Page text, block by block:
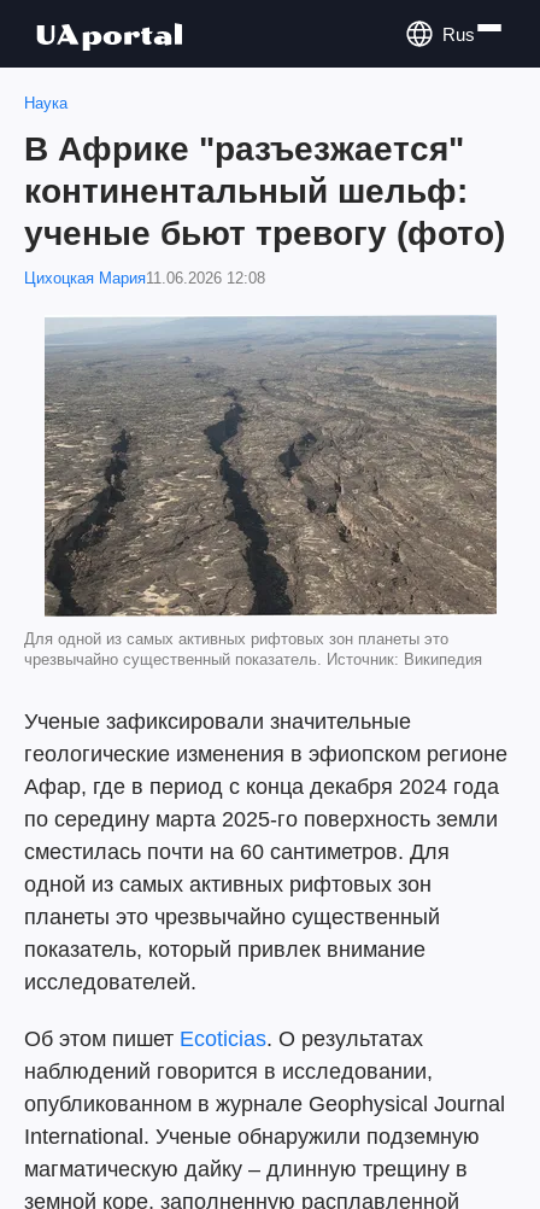
Rus
Наука
В Африке "разъезжается"
континентальный шельф:
ученые бьют тревогу (фото)
Цихоцкая Мария11.06.2026 12:08
Для одной из самых активных рифтовых зон планеты это
чрезвычайно существенный показатель. Источник: Википедия
Ученые зафиксировали значительные
геологические изменения в эфиопском регионе
Афар, где в период с конца декабря 2024 года
по середину марта 2025-го поверхность земли
сместилась почти на 60 сантиметров. Для
одной из самых активных рифтовых зон
планеты это чрезвычайно существенный
показатель, который привлек внимание
исследователей.
Об этом пишет Ecoticias. О результатах
наблюдений говорится в исследовании,
опубликованном в журнале Geophysical Journal
International. Ученые обнаружили подземную
магматическую дайку – длинную трещину в
земной коре, заполненную расплавленной